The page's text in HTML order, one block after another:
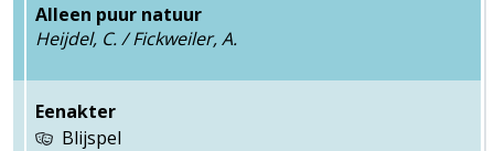
Alleen puur natuur
Heijdel, C. / Fickweiler, A.
Eenakter
Blijspel